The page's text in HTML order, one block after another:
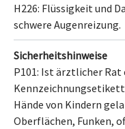
H226: Flüssigkeit und
schwere Augenreizung.
Sicherheitshinweise
P101: Ist ärztlicher
Hände von Kindern
Oberflächen, Funken,